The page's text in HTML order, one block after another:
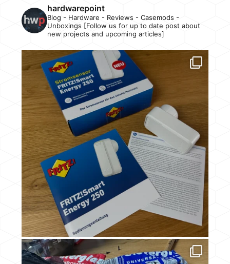
hardwarepoint
Blog - Hardware - Reviews - Casemods -
Unboxings [Follow us for up to date post about
new projects and upcoming articles]